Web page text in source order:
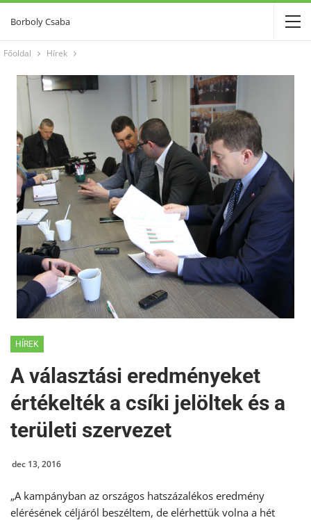
Borboly Csaba
Főoldal Hírek
HÍREK
A választási eredményeket
értékelték a csíki jelöltek és a
területi szervezet
dec 13, 2016
„A kampányban az országos hatszázalékos eredmény
elérésének céljáról beszéltem, de elérhettük volna a hét